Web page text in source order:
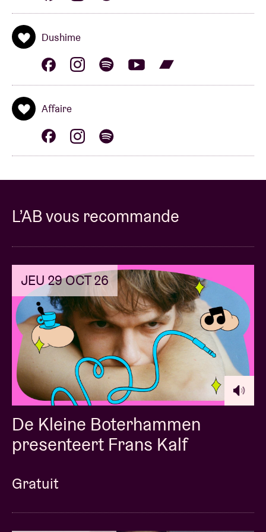
Dushime
Affaire
L’AB vous recommande
JEU 29 OCT 26
De Kleine Boterhammen
presenteert Frans Kalf
Gratuit